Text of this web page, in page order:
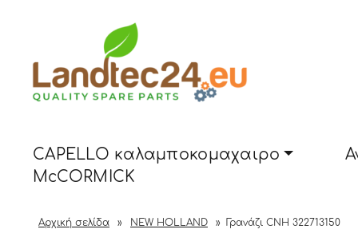
CAPELLO καλαμποκομαχαιρο
McCORMICK
Αρχική σελίδα » NEW HOLLAND » Γρανάζι CNH 322713150